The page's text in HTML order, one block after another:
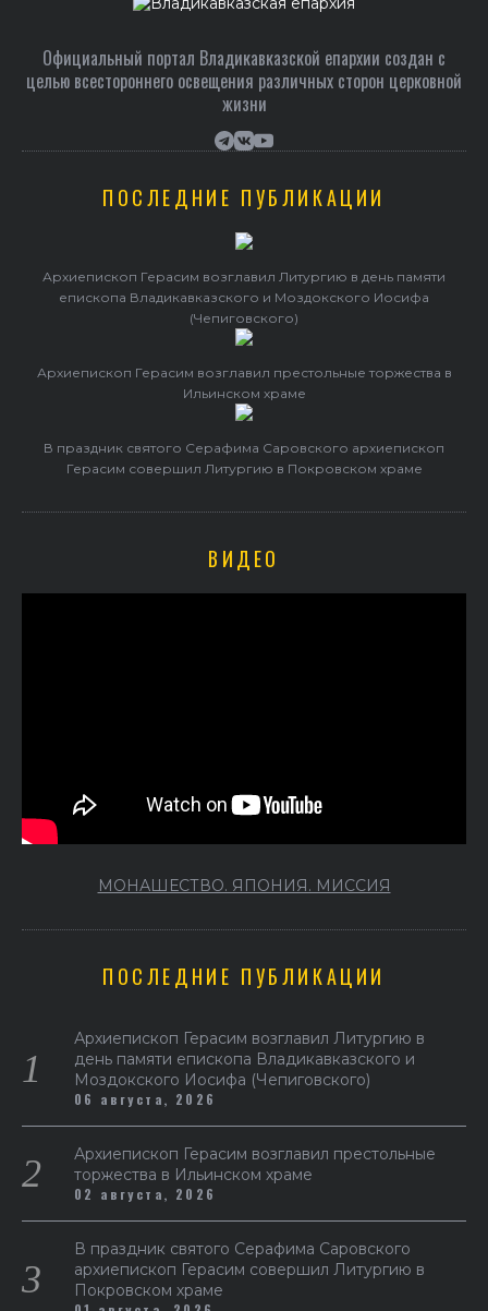
Официальный портал Владикавказской епархии создан c
целью всестороннего освещения различных сторон церковной
жизни
ПОСЛЕДНИЕ ПУБЛИКАЦИИ
Архиепископ Герасим возглавил Литургию в день памяти
епископа Владикавказского и Моздокского Иосифа
(Чепиговского)
Архиепископ Герасим возглавил престольные торжества в
Ильинском храме
В праздник святого Серафима Саровского архиепископ
Герасим совершил Литургию в Покровском храме
ВИДЕО
МОНАШЕСТВО. ЯПОНИЯ. МИССИЯ
ПОСЛЕДНИЕ ПУБЛИКАЦИИ
Архиепископ Герасим возглавил Литургию в
день памяти епископа Владикавказского и
Моздокского Иосифа (Чепиговского)
06 августа, 2026
Архиепископ Герасим возглавил престольные
торжества в Ильинском храме
02 августа, 2026
В праздник святого Серафима Саровского
архиепископ Герасим совершил Литургию в
Покровском храме